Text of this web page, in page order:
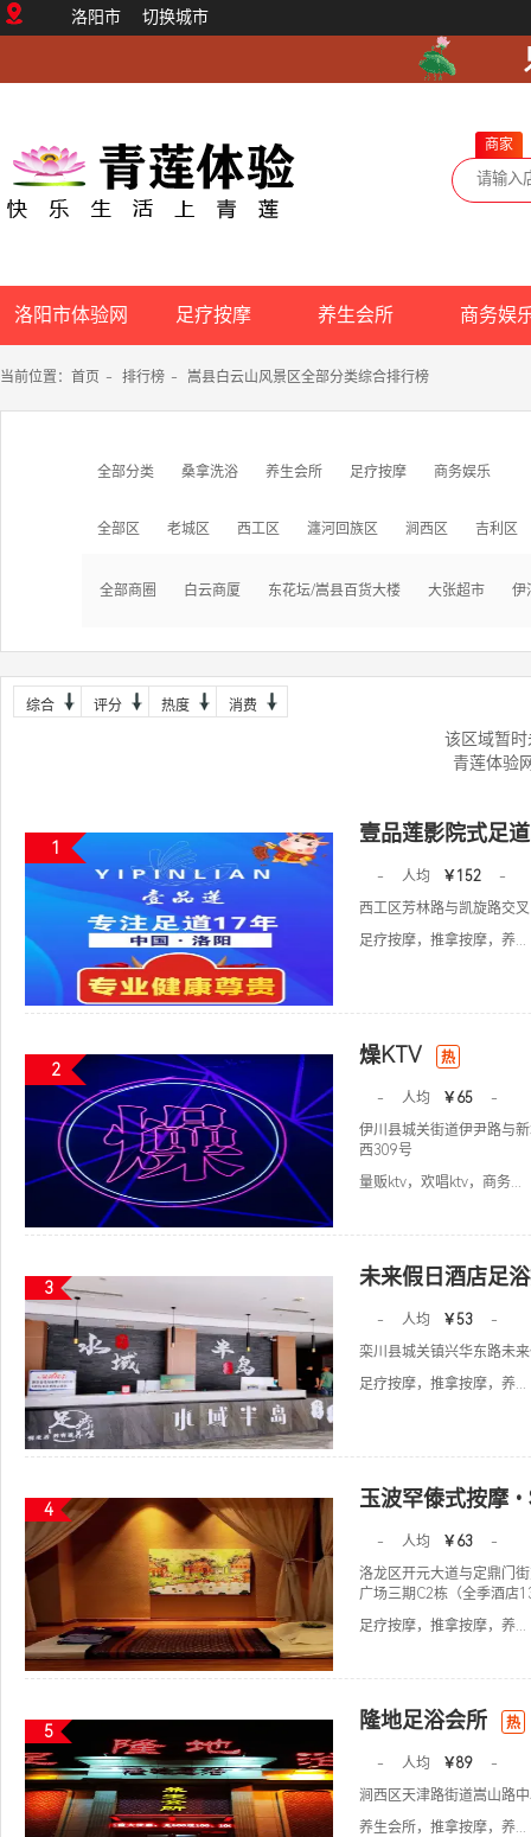
洛阳市 切换城市
商家
洛阳市体验网 足疗按摩 养生会所 商务娱
当前位置： 首页 - 排行榜 - 嵩县白云山风景区全部分类综合排行榜
全部分类 桑拿洗浴 养生会所 足疗按摩 商务娱乐
全部区 老城区 西工区 瀍河回族区 涧西区 吉利区
全部商圈 白云商厦 东花坛/嵩县百货大楼 大张超市 伊
综合 评分 热度 消费
该区域暂
青莲体验
1
壹品莲影院式足
- 人均 ￥152
-
西工区芳林路与凯旋路交
足疗按摩，推拿按摩，养...
2
燥KTV 热
- 人均 ￥65
-
伊川县城关街道伊尹路与
西309号
量贩ktv，欢唱ktv，商务...
3 未来假日酒店足
- 人均 ￥53
-
栾川县城关镇兴华东路未
足疗按摩，推拿按摩，养...
4 玉波罕傣式按摩
- 人均 ￥63
-
洛龙区开元大道与定鼎门
广场三期C2栋（全季酒店
足疗按摩，推拿按摩，养...
5 隆地足浴会所 热
- 人均 ￥89
-
涧西区天津路街道嵩山路
养生会所，推拿按摩，养...